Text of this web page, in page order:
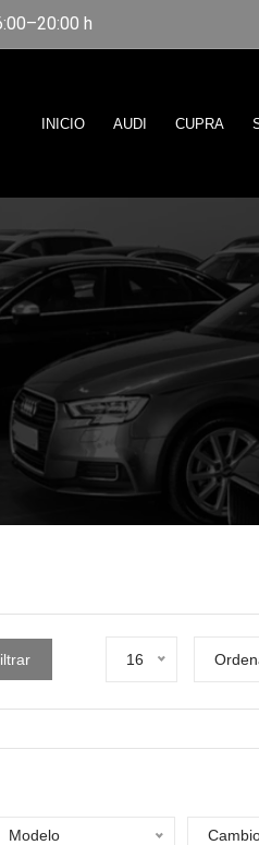
h
INICIO AUDI CUPRA
16
Modelo